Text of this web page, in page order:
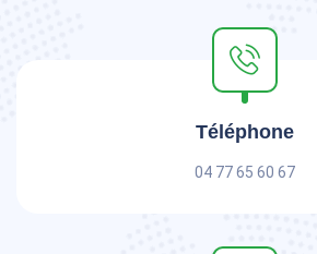
Téléphone
04 77 65 60 67